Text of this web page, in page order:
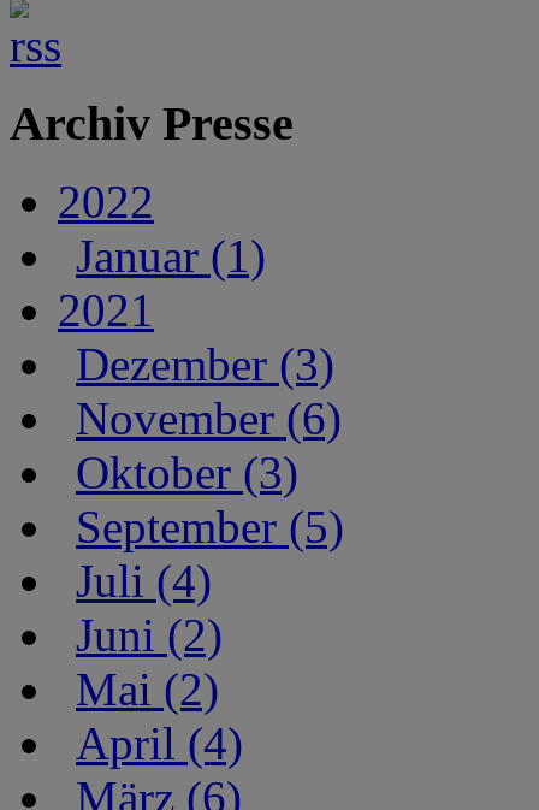
Archiv Presse
2022
Januar (1)
2021
Dezember (3)
November (6)
Oktober (3)
September (5)
Juli (4)
Juni (2)
Mai (2)
April (4)
März (6)